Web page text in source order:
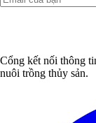
Cổng kết nối thông
nuôi trồng thủy sản.